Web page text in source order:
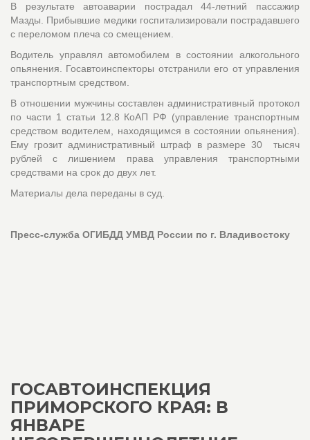
В результате автоаварии пострадал 44-летний пассажир
Мазды. Прибывшие медики госпитализировали пострадавшего
с переломом плеча со смещением.
Водитель управлял автомобилем в состоянии алкогольного
опьянения. Госавтоинспекторы отстранили его от управления
транспортным средством.
В отношении мужчины составлен административный протокол
по части 1 статьи 12.8 КоАП РФ (управление транспортным
средством водителем, находящимся в состоянии опьянения).
Ему грозит административный штраф в размере 30 тысяч
рублей с лишением права управления транспортными
средствами на срок до двух лет.
Материалы дела переданы в суд.
Пресс-служба ОГИБДД УМВД России по г. Владивостоку
ГОСАВТОИНСПЕКЦИЯ
ПРИМОРСКОГО КРАЯ: В
ЯНВАРЕ